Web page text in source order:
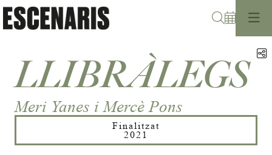
LLIBRÀLEGS
Meri Yanes i Mercè Pons
Finalitzat
2021